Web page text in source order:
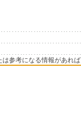
参考になる情報があれ